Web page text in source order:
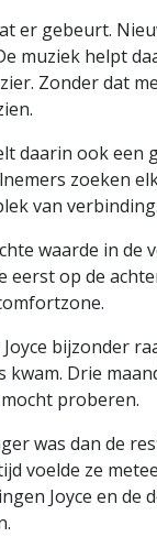
er gebeurt.
muziek helpt
Zonder dat
daarin ook een
zoeken
van
waarde in
eerst op de
Joyce bijzonder
kwam. Drie
proberen.
was dan de
voelde ze
Joyce en